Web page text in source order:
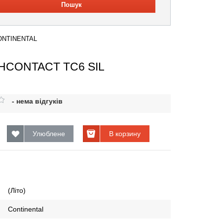
Пошук
TC6 SIL
- нема відгуків
Улюблене В корзину
(Літо)
Continental